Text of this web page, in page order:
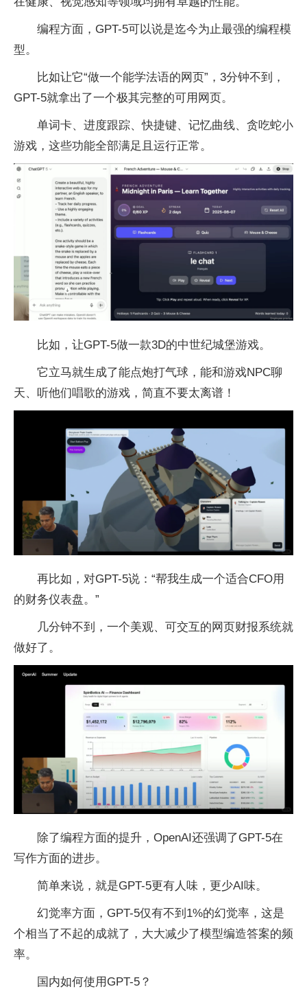
编程方面，GPT-5可以说是迄今为止最强的编程模
型。
比如让它“做一个能学法语的网页”，3分钟不到，
GPT-5就拿出了一个极其完整的可用网页。
单词卡、进度跟踪、快捷键、记忆曲线、贪吃蛇小
游戏，这些功能全部满足且运行正常。
比如，让GPT-5做一款3D的中世纪城堡游戏。
它立马就生成了能点炮打气球，能和游戏NPC聊
天、听他们唱歌的游戏，简直不要太离谱！
再比如，对GPT-5说：“帮我生成一个适合CFO用
的财务仪表盘。”
几分钟不到，一个美观、可交互的网页财报系统就
做好了。
除了编程方面的提升，OpenAI还强调了GPT-5在
写作方面的进步。
简单来说，就是GPT-5更有人味，更少AI味。
幻觉率方面，GPT-5仅有不到1%的幻觉率，这是
个相当了不起的成就了，大大减少了模型编造答案的频
率。
国内如何使用GPT-5？